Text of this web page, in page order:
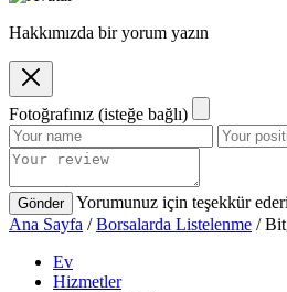
Hakkımızda bir yorum yazın
Fotoğrafınız (isteğe bağlı)
Gönder
Yorumunuz için teşekkür
Ana Sayfa /Borsalarda Listelenme /
Ev
Hizmetler